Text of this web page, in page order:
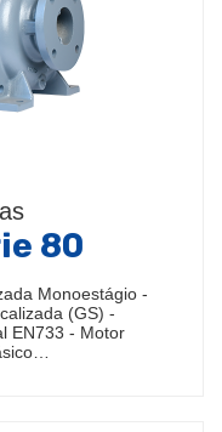
80
Monoestágio -
(GS) -
EN733 - Motor